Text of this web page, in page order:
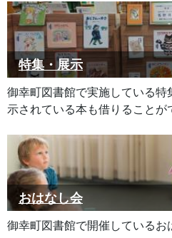
特集・展示
御幸町図書館で実施している
示されている本も借りることが
おはなし会
御幸町図書館で開催しているお